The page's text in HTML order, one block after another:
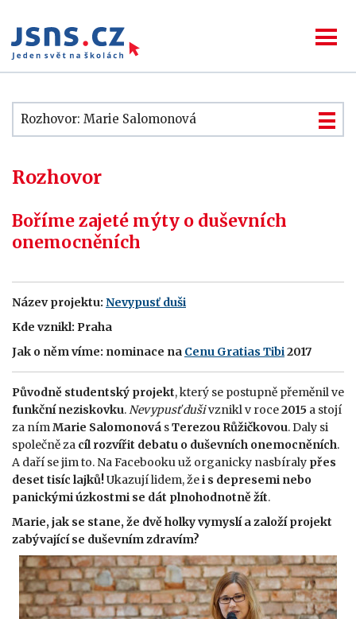
Rozhovor: Marie Salomonová
Rozhovor
Boříme zajeté mýty o duševních
onemocněních
Název projektu: Nevypusť duši
Kde vznikl: Praha
Jak o něm víme: nominace na Cenu Gratias Tibi2017
Původně studentský projekt, který se postupně přeměnil ve
funkční neziskovku.Nevypusť dušivznikl v roce2015 a stojí
za nímMarie Salomonová sTerezou Růžičkovou. Daly si
společně za cíl rozvířit debatu o duševních onemocněních.
A daří se jim to. Na Facebooku už organicky nasbíraly přes
deset tisíc lajků!Ukazují lidem, žei s depresemi nebo
panickými úzkostmi se dát plnohodnotně žít.
Marie, jak se stane, že dvě holky vymyslí a založí projekt
zabývající se duševním zdravím?